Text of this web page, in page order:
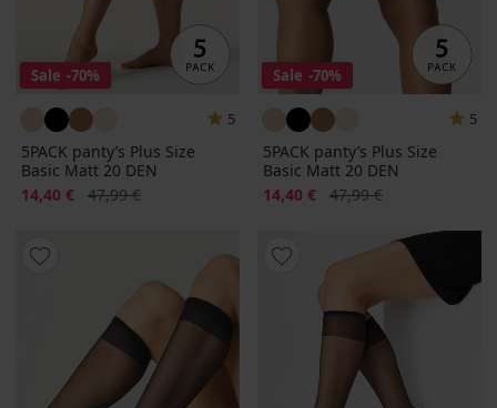
Sale -70%
5
5PACK panty’s Plus Size
Basic Matt 20 DEN
Korting
14,40 € Oorspronkelijke prijs
47,99 €
Sale -70%
5
5PACK panty’s Plus Size
Basic Matt 20 DEN
Korting
14,40 € Oorspronkelijke prijs
47,99 €